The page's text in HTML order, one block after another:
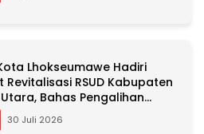
Lhokseumawe Hadiri
Revitalisasi RSUD Kabupaten
Bahas Pengalihan
RSU Cut Meutia
30 Juli 2026